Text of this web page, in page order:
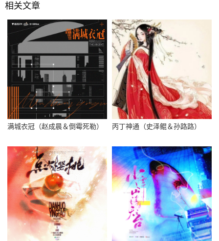
相关文章
满城衣冠（赵成晨＆倒霉死勒） 丙丁神通（史泽鲲＆孙路路）